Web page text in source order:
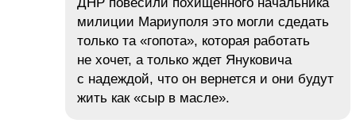
ДНР повесили похищенного начальника
милиции Мариуполя это могли сдедать
только та «гопота», которая работать
не хочет, а только ждет Януковича
с надеждой, что он вернется и они будут
жить как «сыр в масле».